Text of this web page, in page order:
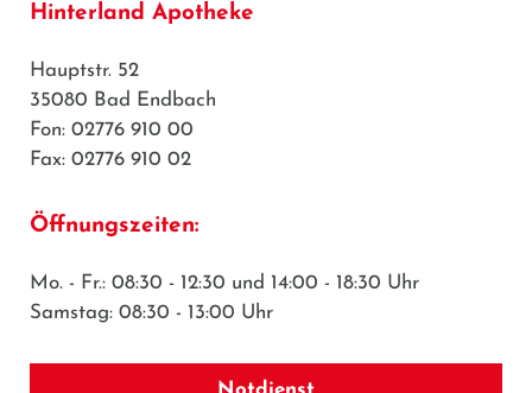
Hinterland Apotheke
Hauptstr. 52
35080 Bad Endbach
Fon: 02776 910 00
Fax: 02776 910 02
Öffnungszeiten:
Mo. - Fr.: 08:30 - 12:30 und 14:00 - 18:30 Uhr
Samstag: 08:30 - 13:00 Uhr